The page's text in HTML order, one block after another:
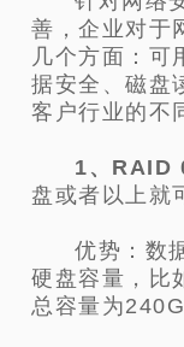
善，企业对于
几个方面：可
据安全、磁盘
客户行业的不
1、RAID
盘或者以上就
优势：数
硬盘容量，比
总容量为